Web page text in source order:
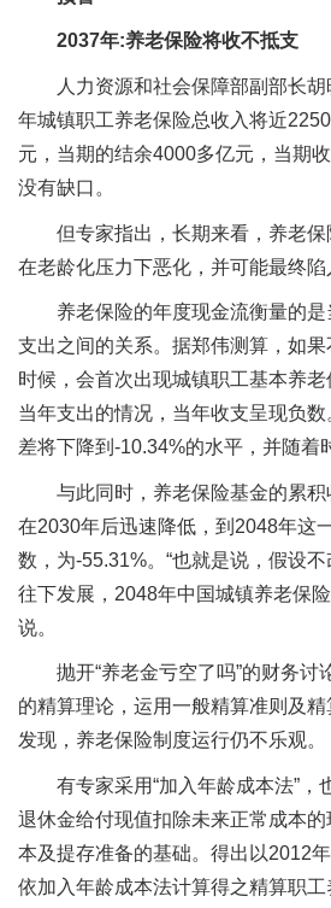
2037年:养老保险将收不抵支
人力资源和社会保障部副部长
年城镇职工养老保险总收入将近
元，当期的结余4000多亿元，当期
没有缺口。
但专家指出，长期来看，养老
在老龄化压力下恶化，并可能最终陷
养老保险的年度现金流衡量的
支出之间的关系。据郑伟测算，如
时候，会首次出现城镇职工基本养
当年支出的情况，当年收支呈现负
差将下降到-10.34%的水平，并随着
与此同时，养老保险基金的累
在2030年后迅速降低，到2048年这
数，为-55.31%。“也就是说，假设
往下发展，2048年中国城镇养老保
说。
抛开“养老金亏空了吗”的财务讨
的精算理论，运用一般精算准则及
发现，养老保险制度运行仍不乐观。
有专家采用“加入年龄成本法”，
退休金给付现值扣除未来正常成本
本及提存准备的基础。得出以2012
依加入年龄成本法计算得之精算职